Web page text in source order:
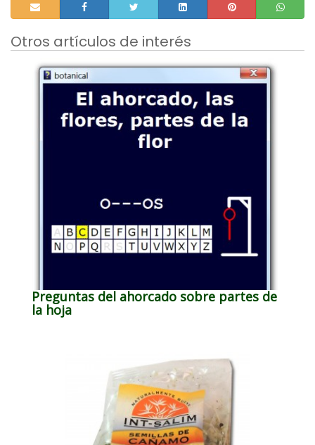
Otros artículos de interés
Preguntas del ahorcado sobre partes de
la hoja